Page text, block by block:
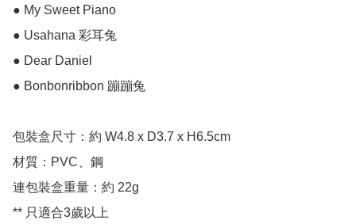
● My Sweet Piano
● Usahana 彩耳兔
● Dear Daniel
● Bonbonribbon 蹦蹦兔
包裝盒尺寸：約 W4.8 x D3.7 x H6.5cm
材質：PVC、鋼
連包裝盒重量：約 22g
** 只適合3歲以上